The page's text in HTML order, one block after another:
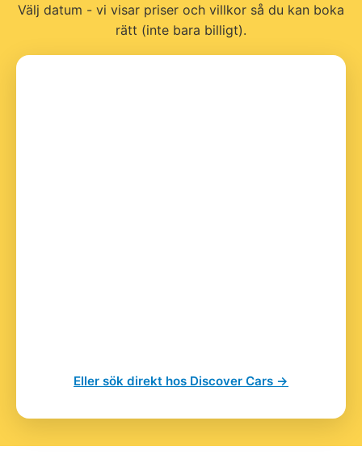
Välj datum - vi visar priser och villkor så du kan boka
rätt (inte bara billigt).
Eller sök direkt hos Discover Cars →